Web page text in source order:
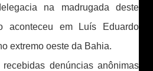
na madrugada deste
aconteceu em Luís Eduardo
extremo oeste da Bahia.
denúncias anônimas